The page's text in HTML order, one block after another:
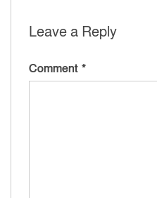
Leave a Reply
Comment *